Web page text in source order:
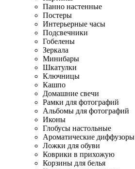
Панно настенные
Постеры
Интерьерные часы
Подсвечники
Гобелены
Зеркала
Минибары
Шкатулки
Ключницы
Кашпо
Домашние свечи
Рамки для фотографий
Альбомы для фотографий
Иконы
Глобусы настольные
Ароматические диффузоры
Ложки для обуви
Коврики в прихожую
Корзины для белья